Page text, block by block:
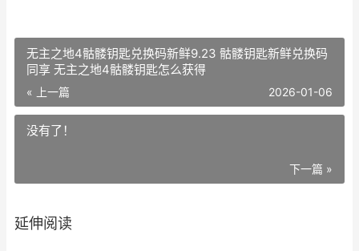
无主之地4骷髅钥匙兑换码新鲜9.23 骷髅钥匙新鲜兑换码
同享 无主之地4骷髅钥匙怎么获得
« 上一篇 2026-01-06
没有了！
下一篇 »
延伸阅读